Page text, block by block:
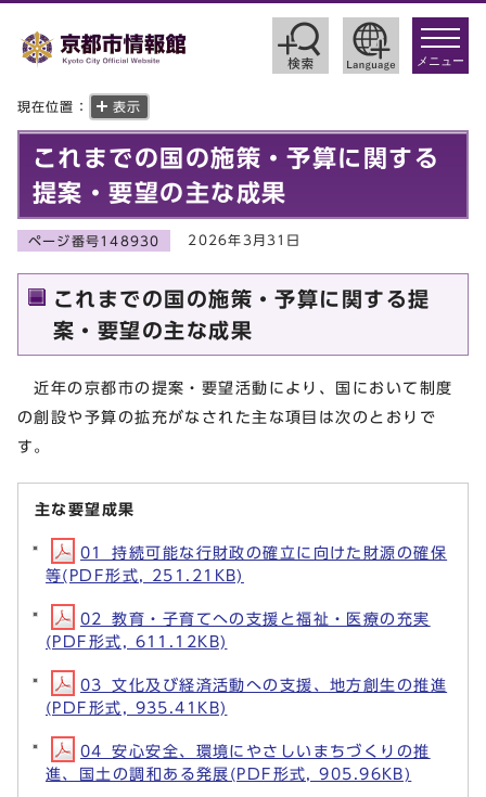
toggle
メニュー
現在位置： 表示
これまでの国の施策・予算に関する
提案・要望の主な成果
ページ番号148930 2026年3月31日
これまでの国の施策・予算に関する提
案・要望の主な成果
近年の京都市の提案・要望活動により、国において制度
の創設や予算の拡充がなされた主な項目は次のとおりで
す。
主な要望成果
01_持続可能な行財政の確立に向けた財源の確保
等(PDF形式, 251.21KB)
02_教育・子育てへの支援と福祉・医療の充実
(PDF形式, 611.12KB)
03_文化及び経済活動への支援、地方創生の推進
(PDF形式, 935.41KB)
04_安心安全、環境にやさしいまちづくりの推
進、国土の調和ある発展(PDF形式, 905.96KB)